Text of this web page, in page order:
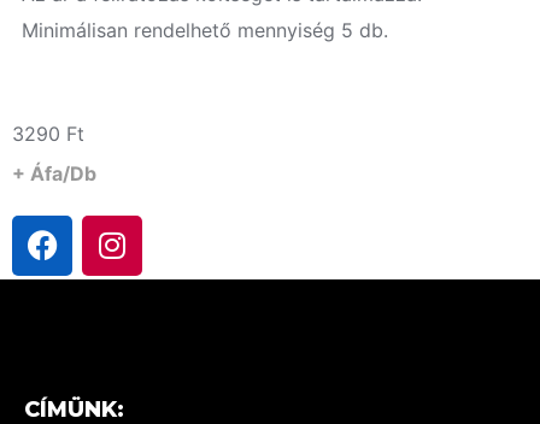
Minimálisan rendelhető mennyiség 5 db.
3290 Ft
+ Áfa/db
CÍMÜNK: